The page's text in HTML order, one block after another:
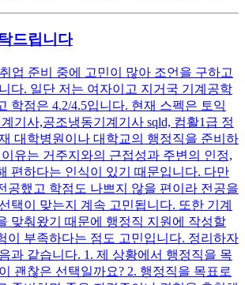
드립니다
업 준비 중에 고민이 많아 조언을 구하고
다. 일단 저는 여자이고 지거국 기계공학
학점은 4.2/4.5입니다. 현재 스펙은 토익
기사,공조냉동기계기사 sqld, 컴활1급 정
대학병원이나 대학교의 행정직을 준비하
유는 거주지와의 근접성과 주변의 인정,
편하다는 인식이 있기 때문입니다. 다만
공했고 학점도 나쁘지 않을 편이라 전공을
택이 맞는지 계속 고민됩니다. 또한 기계
맞춰왔기 때문에 행정직 지원에 작성할
이 부족하다는 점도 고민입니다. 정리하자
과 같습니다. 1. 제 상황에서 행정직을 목
괜찮은 선택일까요? 2. 행정직을 목표로